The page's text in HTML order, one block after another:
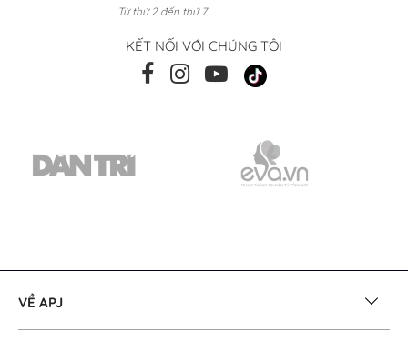
Từ thứ 2 đến thứ 7
KẾT NỐI VỚI CHÚNG TÔI
VỀ APJ